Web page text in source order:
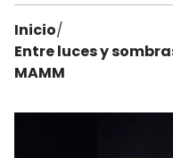
Inicio/
Entre luces y
MAMM